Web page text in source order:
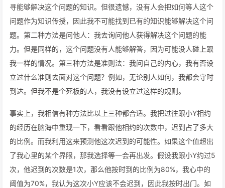
寻能够解决这个问题的知识。但很遗憾，没有人会把如何等人这个
问题作为知识传授，因此我不可能找到已有的知识能够解决这个问
题。第二种方法是问他人：我去询问他人获得解决这个问题的能
力。但是同样的，这个问题没有人能够解答，因为可能没人碰上跟
我一样的情况。第三种方法是准则法：我问自己的内心，我有否设
立过什么准则去面对这个问题？例如，无论别人如何，我都会守时
到达。但我不是个死板的人，我没有设立过这样的规则。
事实上，我相信有种方法比以上三种都合适。我把过往跟小Y相约
的经历在脑海中重现一下，看看跟他相约的次数中，迟到占了多大
的比例。而我利用这来预测他这次迟到的可能性。如果这个值超出
了我心里的某个界限，那我选择等一会再出发。假设我跟小Y约过5
次，他迟到的次数是1次，那么他按时到的比例为80%，我心中的
阈值为70%，我认为这次小Y应该不会迟到，因此我按时出门。如